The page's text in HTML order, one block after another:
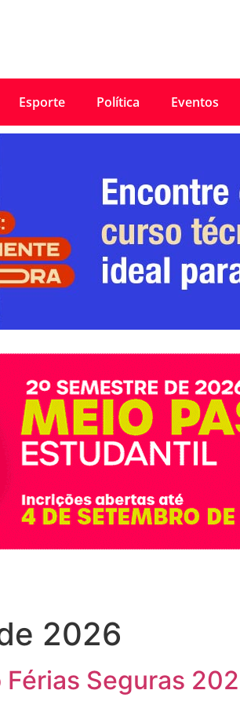
Esporte Política Eventos
2026
Seguras